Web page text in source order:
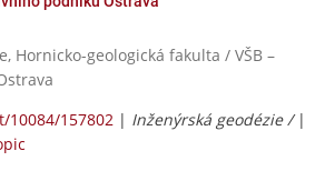
Hornicko-geologická fakulta / VŠB –
157802 | Inženýrská geodézie / |